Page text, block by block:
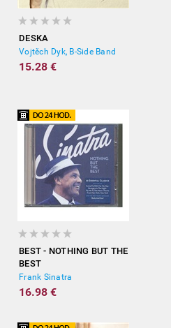
DESKA
Vojtěch Dyk, B-Side Band
15.28 €
BEST - NOTHING BUT THE
BEST
Frank Sinatra
16.98 €